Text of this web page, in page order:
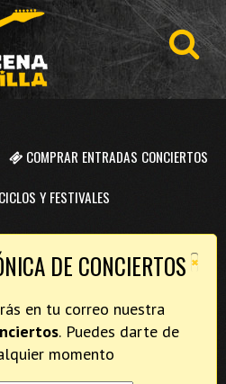
COMPRAR ENTRADAS CONCIERTOS
CICLOS Y FESTIVALES
×
DE CONCIERTOS
en tu correo nuestra
. Puedes darte de
momento